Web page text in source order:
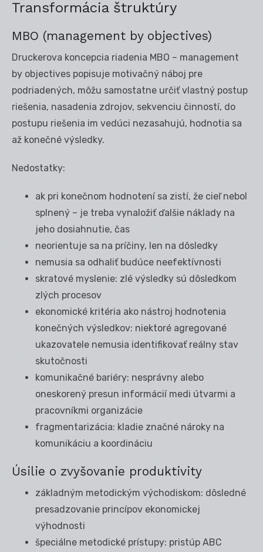
Transformácia štruktúry
MBO (management by objectives)
Druckerova koncepcia riadenia MBO – management
by objectives popisuje motivačný náboj pre
podriadených, môžu samostatne určiť vlastný postup
riešenia, nasadenia zdrojov, sekvenciu činností, do
postupu riešenia im vedúci nezasahujú, hodnotia sa
až konečné výsledky.
Nedostatky:
ak pri konečnom hodnotení sa zistí, že cieľ nebol
splnený – je treba vynaložiť ďalšie náklady na
jeho dosiahnutie, čas
neorientuje sa na príčiny, len na dôsledky
nemusia sa odhaliť budúce neefektívnosti
skratové myslenie: zlé výsledky sú dôsledkom
zlých procesov
ekonomické kritéria ako nástroj hodnotenia
konečných výsledkov: niektoré agregované
ukazovatele nemusia identifikovať reálny stav
skutočnosti
komunikačné bariéry: nesprávny alebo
oneskorený presun informácií medi útvarmi a
pracovníkmi organizácie
fragmentarizácia: kladie značné nároky na
komunikáciu a koordináciu
Úsilie o zvyšovanie produktivity
základným metodickým východiskom: dôsledné
presadzovanie princípov ekonomickej
výhodnosti
špeciálne metodické prístupy: pristúp ABC